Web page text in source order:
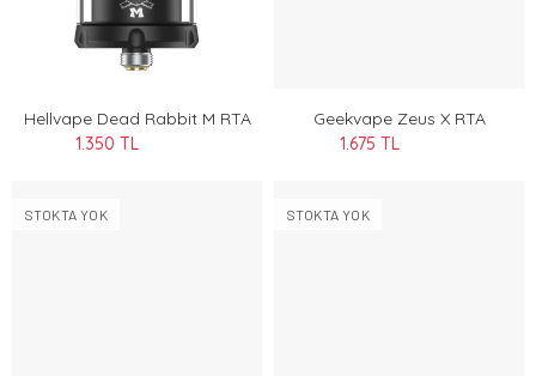
Hellvape Dead Rabbit M RTA
1.350 TL
Geekvape Zeus X RTA
1.675 TL
STOKTA YOK STOKTA YOK